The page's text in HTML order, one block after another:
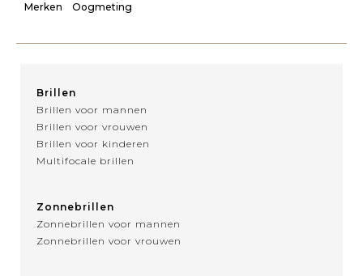
Merken Oogmeting
Brillen
Brillen voor mannen
Brillen voor vrouwen
Brillen voor kinderen
Multifocale brillen
Zonnebrillen
Zonnebrillen voor mannen
Zonnebrillen voor vrouwen